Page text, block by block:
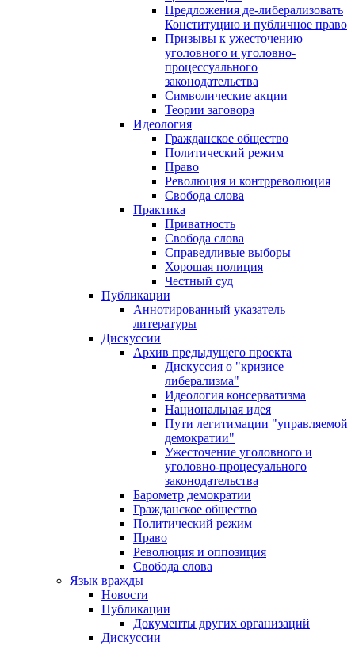
Предложения де-либерализовать
Конституцию и публичное право
Призывы к ужесточению
уголовного и уголовно-
процессуального
законодательства
Символические акции
Теории заговора
Идеология
Гражданское общество
Политический режим
Право
Революция и контрреволюция
Свобода слова
Практика
Приватность
Свобода слова
Справедливые выборы
Хорошая полиция
Честный суд
Публикации
Аннотированный указатель
литературы
Дискуссии
Архив предыдущего проекта
Дискуссия о "кризисе
либерализма"
Идеология консерватизма
Национальная идея
Пути легитимации "управляемой
демократии"
Ужесточение уголовного и
уголовно-процесуального
законодательства
Барометр демократии
Гражданское общество
Политический режим
Право
Революция и оппозиция
Свобода слова
Язык вражды
Новости
Публикации
Документы других организаций
Дискуссии